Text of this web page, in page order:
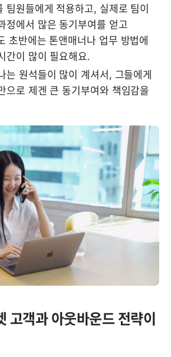
팀원들에게 적용하고, 실제로 팀이
정에서 많은 동기부여를 얻고
초반에는 톤앤매너나 업무 방법에
간이 많이 필요해요.
는 원석들이 많이 계셔서, 그들에게
으로 제겐 큰 동기부여와 책임감을
고객과 아웃바운드 전략이